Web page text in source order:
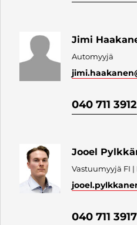
Jimi
Automyyjä
jimi.haakanen
040 711 3912
Jooel
Vastuumyyjä FI |
040 711 3917